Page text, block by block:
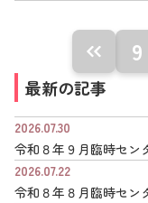
9
最新の記事
2026.07.30
令和８年９月臨時セン
2026.07.22
令和８年８月臨時セン